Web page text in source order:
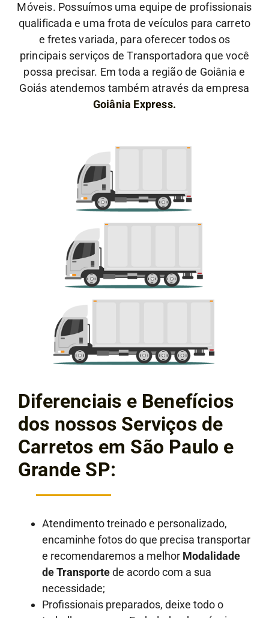
Móveis. Possuímos uma equipe de profissionais
qualificada e uma frota de veículos para carreto
e fretes variada, para oferecer todos os
principais serviços de Transportadora que você
possa precisar. Em toda a região de Goiânia e
Goiás atendemos também através da empresa
Goiânia Express.
Diferenciais e Benefícios
dos nossos Serviços de
Carretos em São Paulo e
Grande SP:
Atendimento treinado e personalizado,
encaminhe fotos do que precisa transportar
e recomendaremos a melhor Modalidade
de Transportede acordo com a sua
necessidade;
Profissionais preparados, deixe todo o